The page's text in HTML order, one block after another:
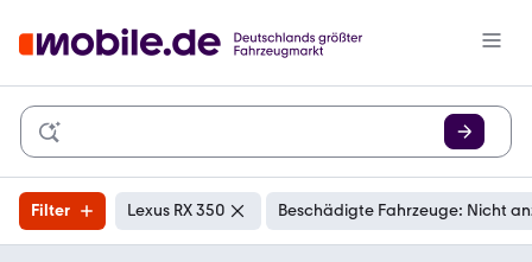
Filter Lexus RX 350 Beschädigte Fahrzeuge: Nicht